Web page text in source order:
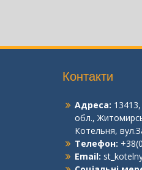
Контакти
Адреса:
обл.,
Котельня,
Телефон:
Email: